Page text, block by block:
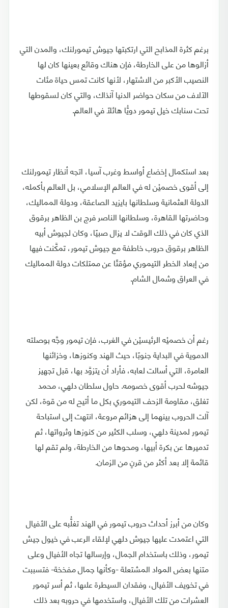
برغم كثرة المذابح التي ارتكبتها جيوش تيمورلنك، والمدن التي
أزالوها من على الخارطة، فإن هناك وقائع بعينها كان لها
النصيب الأكبر من الاشتهار، لأنها كانت تمس حياة مئات
الآلاف من سكان حواضر الدنيا آنذاك، والتي كان لسقوطها
تحت سنابك خيل تيمور دويُّا هائلًا في العالم.
بعد استكمال إخضاع أواسط وغرب آسيا، اتجه أنظار تيمورلنك
إلى أقوى خصميْن له في العالم الإسلامي، بل العالم بأكمله،
الدولة العثمانية وسلطانها بايزيد الصاعقة، ودولة المماليك،
وحاضرتها القاهرة، وسلطانها الناصر فرج بن الظاهر برقوق
الذي كان في ذلك الوقت لا يزال صبيًا، وكان لجيوش أبيه
الظاهر برقوق حروب خاطفة مع جيوش تيمور، تمكَّنت فيها
من إبعاد الخطر التيموري مؤقتًا عن ممتلكات دولة المماليك
في العراق وشمال الشام.
رغم أن خصميْه الرئيسيْن في الغرب، فإن تيمور وجَّه بوصلته
الدموية في البداية جنوبًا، حيث الهند وكنوزها، وخزائنها
العامرة، التي أسالت لعابه، فأراد أن يتزوَّد بها، قبل تجهيز
جيوشه لحرب أقوى خصومه. حاول سلطان دلهي، محمد
تغلق، مقاومة الزحف التيموري بكل ما أتيح له من قوة، لكن
آلت الحروب بينهما إلى هزائم مروعة، انتهت إلى استباحة
تيمور لمدينة دلهي، وسلب الكثير من كنوزها وثرواتها، ثم
تدميرها عن بكرة أبيها، ومحوها من الخارطة، ولم تقم لها
قائمة إلا بعد أكثر من قرنٍ من الزمان.
وكان من أبرز أحداث حروب تيمور في الهند تغلُّبه على الأفيال
التي اعتمدت عليها جيوش دلهي لإلقاء الرعب في خيول جيش
تيمور، وذلك باستخدام الجمال، وإرسالها تجاه الأفيال وعلى
متنها بعض المواد المشتعلة -وكأنها جمال مفخخة- فتسببت
في تخويف الأفيال، وفقدان السيطرة علىها، ثم أسر تيمور
العشرات من تلك الأفيال، واستخدمها في حروبه بعد ذلك